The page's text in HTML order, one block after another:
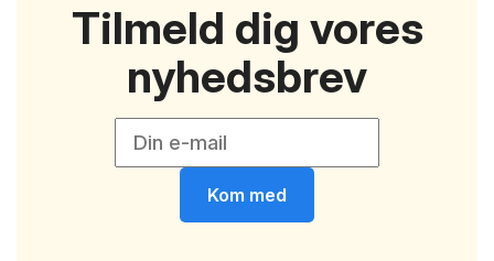
Tilmeld dig vores
nyhedsbrev
Kom med